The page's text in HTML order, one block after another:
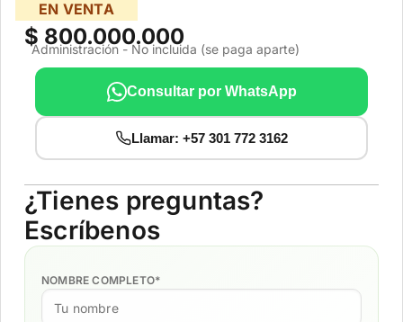
Valor Área de Lote: $850.000.000
EN VENTA
$ 800.000.000
Administración - No incluida (se paga aparte)
Consultar por WhatsApp
Llamar: +57 301 772 3162
¿Tienes preguntas?
Escríbenos
NOMBRE COMPLETO*